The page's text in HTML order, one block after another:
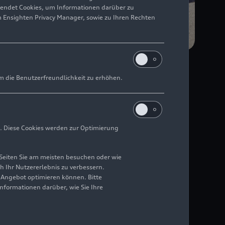
Sportwagen und
Die
Cookies, um Informationen darüber zu
Privacy Manager, sowie zu Ihren Rechten
die Benutzerfreundlichkeit zu erhöhen.
Cookies werden zur Optimierung
Sie am meisten besuchen oder wie
Ihr Nutzererlebnis zu verbessern.
optimieren können. Bitte
darüber, wie Sie Ihre